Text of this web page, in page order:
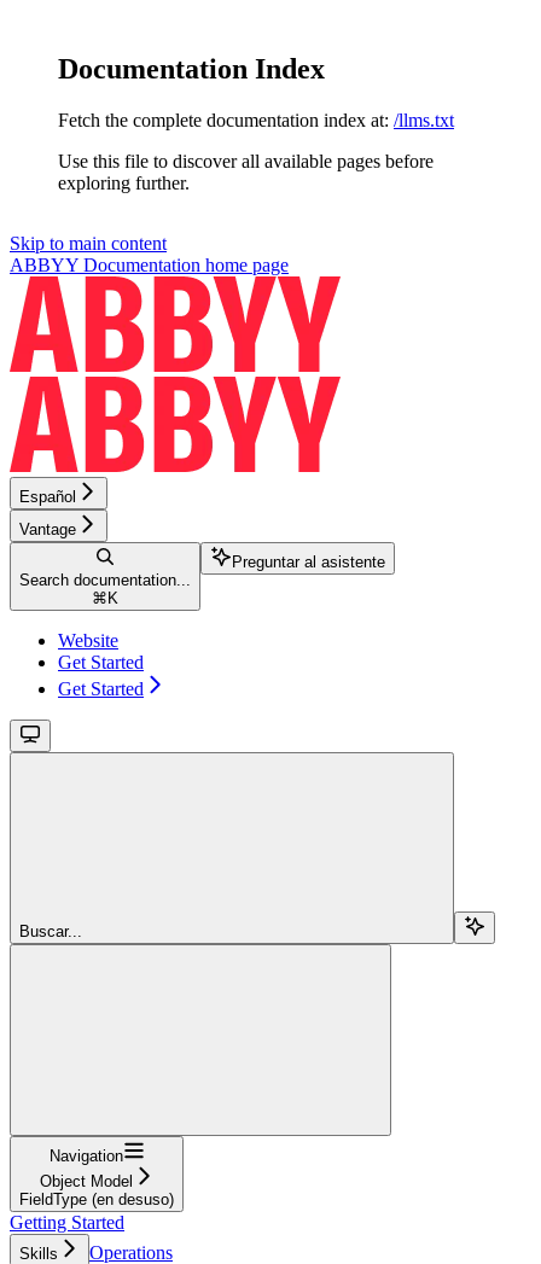
Documentation Index
Fetch the complete documentation index at: /llms.txt
Use this file to discover all available pages before
exploring further.
Skip to main content
ABBYY Documentation home page
Español
Vantage
Search documentation...
⌘ K
Preguntar al asistente
Website
Get Started
Get Started
Buscar...
Navigation
Object Model
FieldType (en desuso)
Getting Started
Skills
Operations